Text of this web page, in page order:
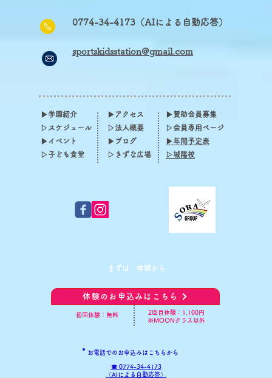
0774-34-4173（AIによる自動応答）
sportskidsstation@gmail.com
▶学園紹介
▷スケジュール​
▶イベント
​▷子ども食堂
▶アクセス
▷法人概要
▶ブログ
▷きずな広場
▶賛助会員募集
▷会員専用ページ
▶年間予定表
▷城陽校
​まずは、体験から
体験のお申込みはこちら
初回体験：無料
​2回目体験：1,100円
※MOONクラス以外
お電話でのお申込みはこちらから
☎ 0774-34-4173
​（AIによる自動応答）